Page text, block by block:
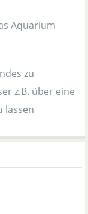
Aquarium
zu
z.B. über eine
lassen